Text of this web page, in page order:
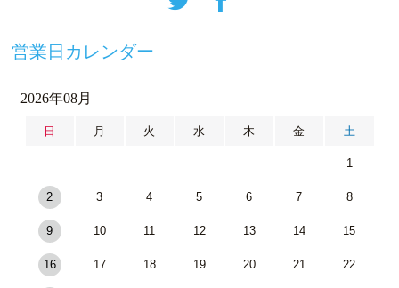
営業日カレンダー
2026年08月
日 月 火 水 木 金 土
1
2 3 4 5 6 7 8
9 10 11 12 13 14 15
16 17 18 19 20 21 22